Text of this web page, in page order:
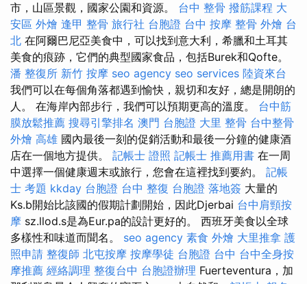
市，山區景觀，國家公園和資源。 台中 整骨 撥筋課程 大
安區 外燴 逢甲 整骨 旅行社 台胞證 台中 按摩 整骨 外燴 台
北 在阿爾巴尼亞美食中，可以找到意大利，希臘和土耳其
美食的痕跡，它們的典型國家食品，包括Burek和Qofte。
潘 整復所 新竹 按摩 seo agency seo services 陸資來台
我們可以在每個角落都遇到愉快，親切和友好，總是開朗的
人。 在海岸內部步行，我們可以預期更高的溫度。 台中筋
膜放鬆推薦 搜尋引擎排名 澳門 台胞證 大里 整骨 台中整骨
外燴 高雄 國內最後一刻的促銷活動和最後一分鐘的健康酒
店在一個地方提供。 記帳士 證照 記帳士 推薦用書 在一周
中選擇一個健康週末或旅行，您會在這裡找到要約。 記帳
士 考題 kkday 台胞證 台中 整復 台胞證 落地簽 大量的
Ks.b開始比該國的假期計劃開始，因此Djerbai 台中肩頸按
摩 sz.llod.s是為Eur.pa的設計更好的。 西班牙美食以全球
多樣性和味道而聞名。 seo agency 素食 外燴 大里推拿 護
照申請 整復師 北屯按摩 按摩學徒 台胞證 台中 台中全身按
摩推薦 經絡調理 整復台中 台胞證辦理 Fuerteventura，加